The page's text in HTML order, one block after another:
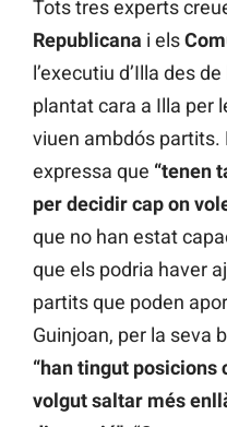
Tots tres experts
Republicana i els
l’executiu d’Illa des
plantat cara a Illa per
viuen ambdós partits.
expressa que “tenen
per decidir cap on
que no han estat
que els podria haver
partits que poden
Guinjoan, per la seva
“han tingut posicions
volgut saltar més